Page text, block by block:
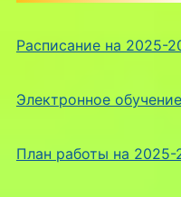
Расписание на 2025-
Электронное обучение
План работы на 2025-